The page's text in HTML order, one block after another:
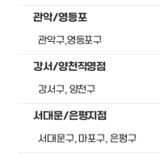
관악/영등포
관악구,영등포구
강서/양천직영점
강서구, 양천구
서대문/은평지점
서대문구, 마포구, 은평구